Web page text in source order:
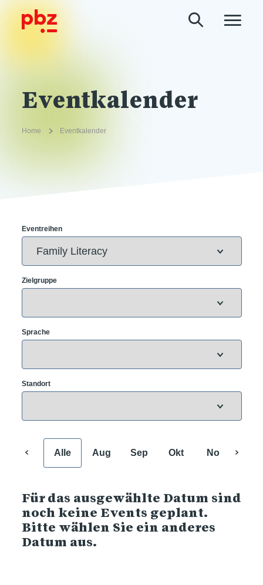
Eventkalender
Home Eventkalender
Eventreihen
Zielgruppe
Sprache
Standort
Alle Aug Sep Okt Nov
Für das ausgewählte Datum sind
noch keine Events geplant.
Bitte wählen Sie ein anderes
Datum aus.